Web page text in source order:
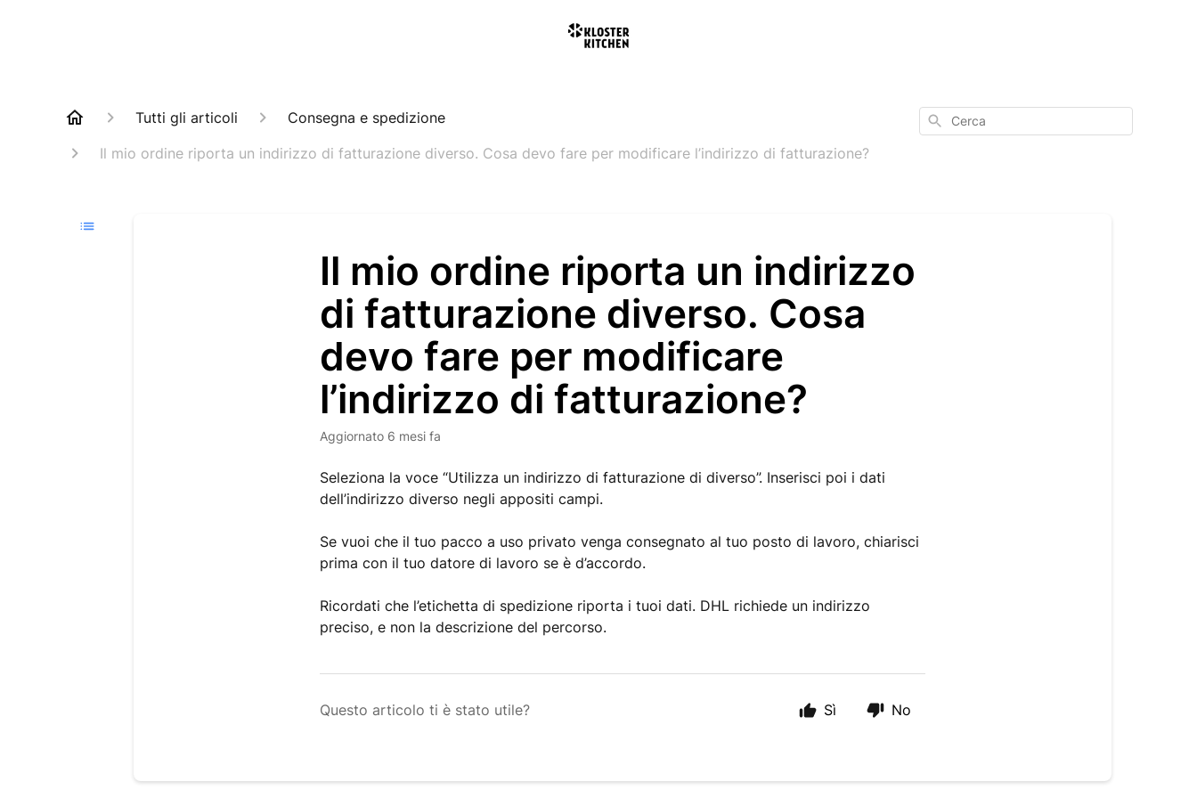
Tutti gli articoli
Consegna e spedizione
Il mio ordine riporta un indirizzo di fatturazione diverso. Cosa devo fare per modificare l’indirizzo di fatturazione?
Cerca
Il mio ordine riporta un indirizzo
di fatturazione diverso. Cosa
devo fare per modificare
l’indirizzo di fatturazione?
Aggiornato 6 mesi fa
Seleziona la voce “Utilizza un indirizzo di fatturazione di diverso”. Inserisci poi i dati
dell’indirizzo diverso negli appositi campi.
Se vuoi che il tuo pacco a uso privato venga consegnato al tuo posto di lavoro, chiarisci
prima con il tuo datore di lavoro se è d’accordo.
Ricordati che l’etichetta di spedizione riporta i tuoi dati. DHL richiede un indirizzo
preciso, e non la descrizione del percorso.
Questo articolo ti è stato utile? Sì No